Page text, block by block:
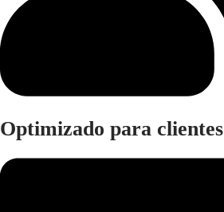
Optimizado para clientes